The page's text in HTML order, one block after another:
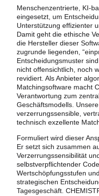
Menschenzentrierte, KI-
eingesetzt, um
Unterstützung effizienter
Damit geht die ethische
die Hersteller dieser
zugrunde liegenden,
Entscheidungsmuster
nicht offensichtlich, noch
revidiert. Als Anbieter
Matchingsoftware macht
Verantwortung zum
Geschäftsmodells.
verzerrungssensible,
technisch exzellente
Formuliert wird dieser
Er setzt sich zusammen
Verzerrungssensibilität
selbstverpflichtender
Wertschöpfungsstufen
strategischen
Tagesgeschäft.